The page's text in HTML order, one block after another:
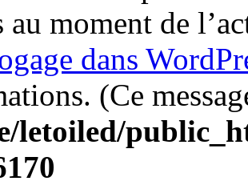
au moment de
dans
(Ce
letoiled/